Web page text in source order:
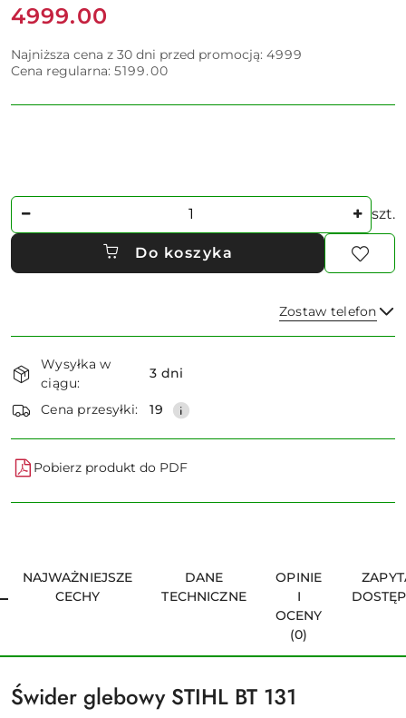
Cena:
4999.00
Najniższa cena z 30 dni przed promocją: 4999
Cena regularna: 5199.00
Ilość szt.
Do koszyka
Zostaw telefon
Dostępność
i
dostawa
Wysyłka w
ciągu:
3 dni
Cena przesyłki: 19
Pobierz produkt do PDF
NAJWAŻNIEJSZE
CECHY
DANE
TECHNICZNE
OPINIE
I
OCENY
(0)
Świder glebowy STIHL BT 131